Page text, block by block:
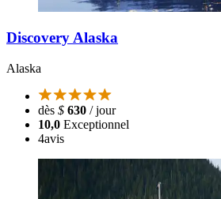
Discovery Alaska
Alaska
dès $ 630 / jour
10,0 Exceptionnel
4avis